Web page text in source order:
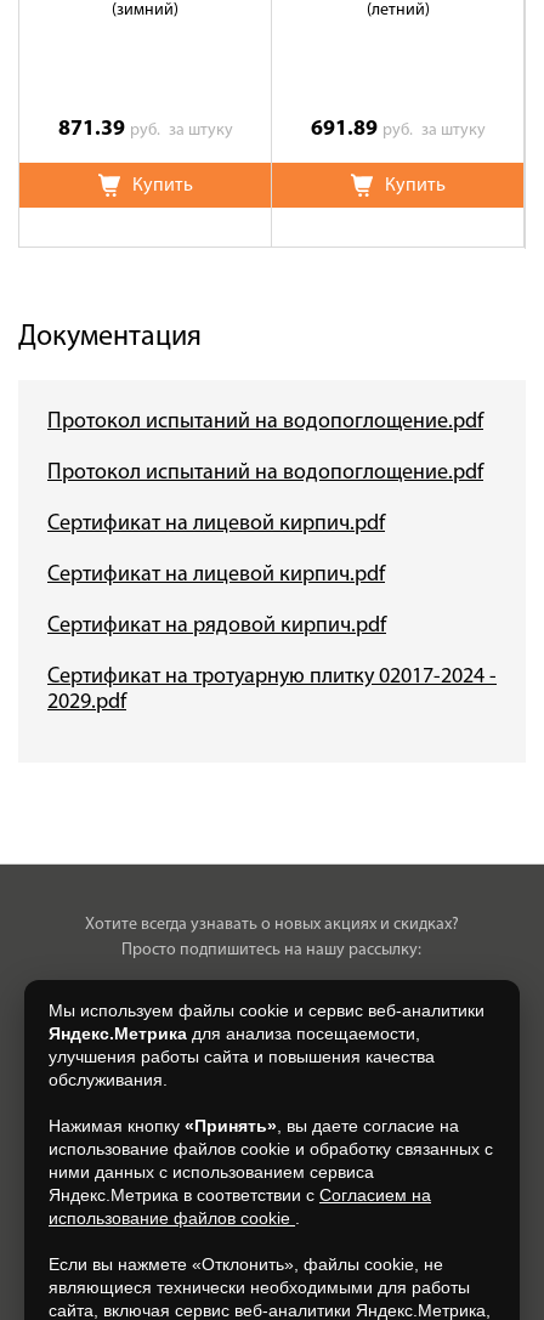
(зимний)
871.39 руб. за штуку
Купить
(летний)
691.89 руб. за штуку
Купить
Документация
Протокол испытаний на водопоглощение.pdf
Протокол испытаний на водопоглощение.pdf
Сертификат на лицевой кирпич.pdf
Сертификат на лицевой кирпич.pdf
Сертификат на рядовой кирпич.pdf
Сертификат на тротуарную плитку 02017-2024 -
2029.pdf
Хотите всегда узнавать о новых акциях и скидках?
Просто подпишитесь на нашу рассылку:
Нажимая на кнопку, я даю свое согласие на обработку моих
персональных данных, на условиях и для целей, определенных в
Подписаться
+7 (930) 305-85-90
Мы используем файлы cookie и сервис веб-аналитики
Яндекс.Метрика для анализа посещаемости,
улучшения работы сайта и повышения качества
обслуживания.
Нажимая кнопку «Принять» , вы даете согласие на
использование файлов cookie и обработку связанных с
ними данных с использованием сервиса
Яндекс.Метрика в соответствии с Согласием на
использование файлов cookie
Если вы нажмете «Отклонить», файлы cookie, не
являющиеся технически необходимыми для работы
сайта, включая сервис веб-аналитики Яндекс.Метрика,